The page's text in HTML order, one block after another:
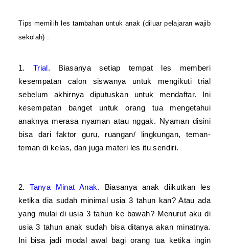
Tips memilih les tambahan untuk anak (diluar pelajaran wajib
sekolah) :
1. Trial . Biasanya setiap tempat les memberi
kesempatan calon siswanya untuk mengikuti trial
sebelum akhirnya diputuskan untuk mendaftar. Ini
kesempatan banget untuk orang tua mengetahui
anaknya merasa nyaman atau nggak. Nyaman disini
bisa dari faktor guru, ruangan/ lingkungan, teman-
teman di kelas, dan juga materi les itu sendiri.
2.Tanya Minat Anak. Biasanya anak diikutkan les
ketika dia sudah minimal usia 3 tahun kan? Atau ada
yang mulai di usia 3 tahun ke bawah? Menurut aku di
usia 3 tahun anak sudah bisa ditanya akan minatnya.
Ini bisa jadi modal awal bagi orang tua ketika ingin